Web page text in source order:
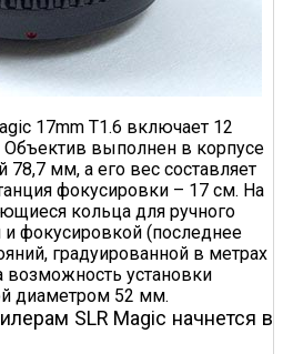
17mm T1.6 включает 12
Объектив выполнен в корпусе
мм, а его вес составляет
фокусировки – 17 см. На
кольца для ручного
фокусировкой (последнее
градуированной в метрах
возможность установки
диаметром 52 мм.
SLR Magic начнется в